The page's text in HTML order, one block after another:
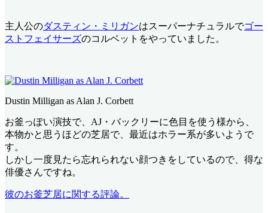
主人公のダスティン・ミリガンはスーパーナチュラルでゴー
ストフェイサーズのコルベットをやっていました。
Dustin Milligan as Alan J. Corbett
お釜っぽい演技で、AJ・バックリーに色目を使う様から、
本物かと思うほどの芝居で、最近はホラー系が多いようで
す。
しかし一度見たら忘れられない顔つきをしているので、得な
俳優さんですね。
彼のお釜芝居に関する評論。